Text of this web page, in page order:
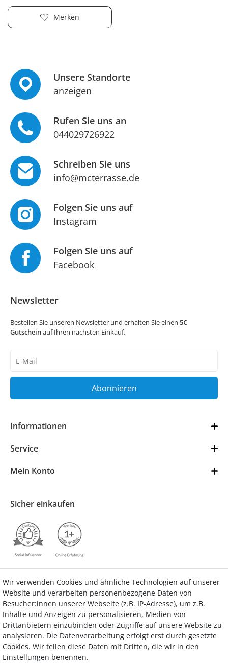
Merken
Unsere Standorte
anzeigen
Rufen Sie uns an
044029726922
Schreiben Sie uns
info@mcterrasse.de
Folgen Sie uns auf
Instagram
Folgen Sie uns auf
Facebook
Newsletter
Bestellen Sie unseren Newsletter und erhalten Sie einen 5€
Gutscheinauf Ihren nächsten Einkauf.
Honig
Abonnieren
Informationen
Service
Mein Konto
Sicher einkaufen
Vertrag widerrufen Kontakt
Bezahlung
Wir bieten Ihnen viele Möglichkeiten einer sicheren und bequemen
Wir verwenden Cookies und ähnliche Technologien auf unserer
Website und verarbeiten personenbezogene Daten von
Besucher:innen unserer Webseite (z.B. IP-Adresse), um z.B.
Inhalte und Anzeigen zu personalisieren, Medien von
Drittanbietern einzubinden oder Zugriffe auf unsere Website zu
analysieren. Die Datenverarbeitung erfolgt erst durch gesetzte
Cookies. Wir teilen diese Daten mit Dritten, die wir in den
Einstellungen benennen.